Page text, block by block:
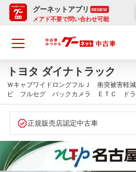
グーネットアプリ RENEW
メアド不要で問い合わせ可能
トヨタ ダイナトラック
ＷキャブワイドロングフルＪ 衝突被害軽
ビ フルセグ バックカメラ ＥＴＣ ド
ックプレイヤー接続可 ＤＶＤ再生 ＬＥ
正規販売店認定中古車